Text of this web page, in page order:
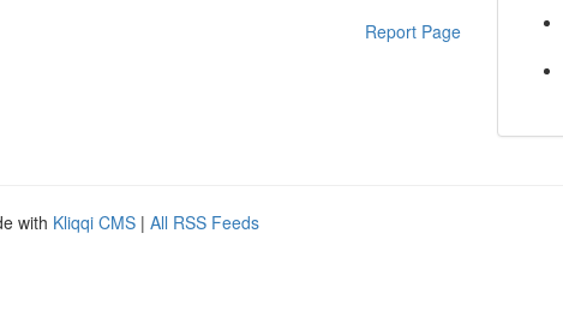
Report Page
with Kliqqi CMS | All RSS Feeds